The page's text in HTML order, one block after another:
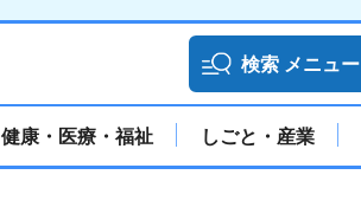
検索 メニュー
健康・医療・福祉 しごと・産業